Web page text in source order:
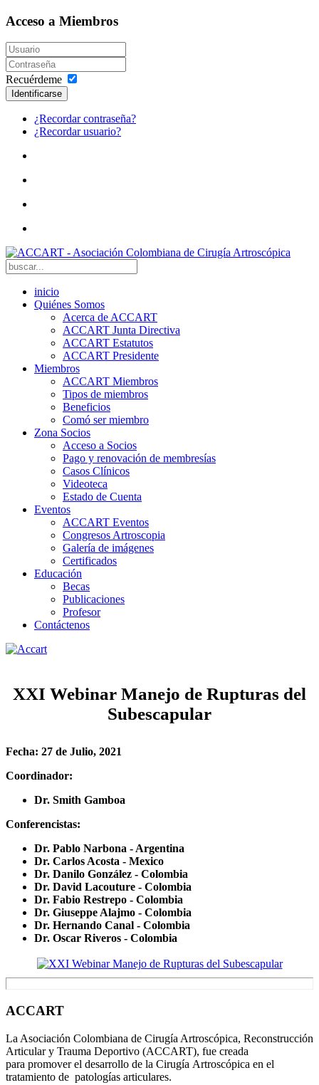
Acceso a Miembros
Recuérdeme
Identificarse
¿Recordar contraseña?
¿Recordar usuario?
inicio
Quiénes Somos
Acerca de ACCART
ACCART Junta Directiva
ACCART Estatutos
ACCART Presidente
Miembros
ACCART Miembros
Tipos de miembros
Beneficios
Comó ser miembro
Zona Socios
Acceso a Socios
Pago y renovación de membresías
Casos Clínicos
Videoteca
Estado de Cuenta
Eventos
ACCART Eventos
Congresos Artroscopia
Galería de imágenes
Certificados
Educación
Becas
Publicaciones
Profesor
Contáctenos
XXI Webinar Manejo de Rupturas del
Subescapular
Fecha: 27 de Julio, 2021
Coordinador:
Dr. Smith Gamboa
Conferencistas:
Dr. Pablo Narbona - Argentina
Dr. Carlos Acosta - Mexico
Dr. Danilo González - Colombia
Dr. David Lacouture - Colombia
Dr. Fabio Restrepo - Colombia
Dr. Giuseppe Alajmo - Colombia
Dr. Hernando Canal - Colombia
Dr. Oscar Riveros - Colombia
ACCART
La Asociación Colombiana de Cirugía Artroscópica, Reconstrucción
Articular y Trauma Deportivo (ACCART), fue creada
para promover el desarrollo de la Cirugía Artroscópica en el
tratamiento de patologías articulares.